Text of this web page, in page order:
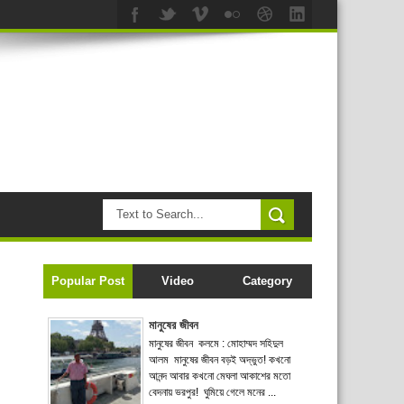
Popular Post Video Category
মানুষের জীবন
মানুষের জীবন কলমে : মোহাম্মদ সহিদুল
আলম মানুষের জীবন বড়ই অদ্ভুত! কখনো
আনন্দ আবার কখনো মেঘলা আকাশের মতো
বেদনায় ভরপুর! ঘুমিয়ে গেলে মনের ...